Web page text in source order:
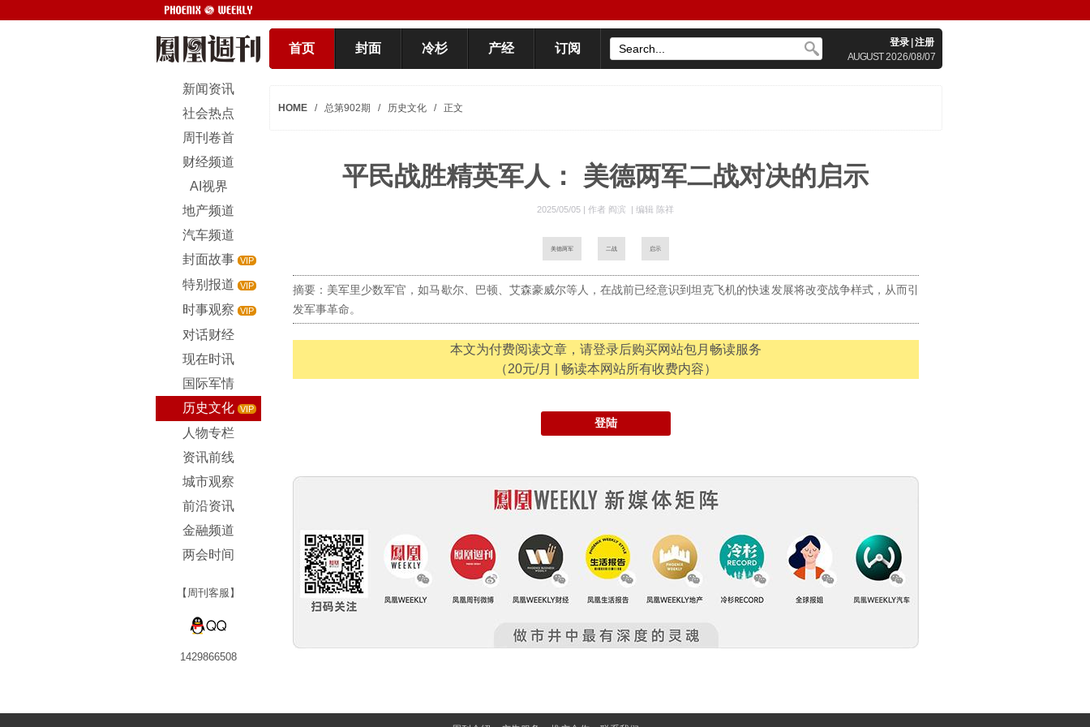
首页 封面 冷杉 产经 订阅 登录 注册
AUGUST2026/08/07
新闻资讯
社会热点
周刊卷首
财经频道
AI视界
地产频道
汽车频道
封面故事 VIP
特别报道 VIP
时事观察 VIP
对话财经
现在时讯
国际军情
历史文化 VIP
人物专栏
资讯前线
城市观察
前沿资讯
金融频道
两会时间
【周刊客服】
1429866508
HOME / 总第902期 / 历史文化 / 正文
平民战胜精英军人： 美德两军二战对决的启示
2025/05/05 |作者 阎滨 |编辑 陈祥
美德两军 二战 启示
摘要：美军里少数军官，如马歇尔、巴顿、艾森豪威尔等人，在战前已经意识到坦克飞机的快速发展将改变战争样式，从而引
发军事革命。
本文为付费阅读文章，请登录后购买网站包月畅读服务
（20元/月 | 畅读本网站所有收费内容）
登陆